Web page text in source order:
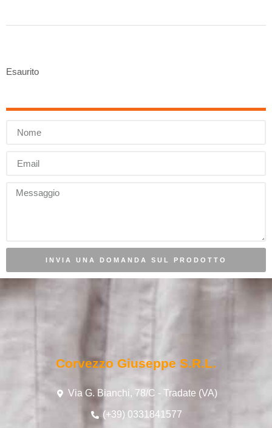
Esaurito
INVIA UNA DOMANDA SUL PRODOTTO
Corvezzo Giuseppe S.r.l.
Via G. Bianchi, 78/C - Tradate (VA)
(+39) 0331841577